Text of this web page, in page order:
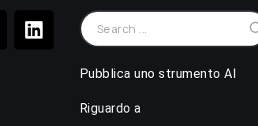
Pubblica uno strumento AI
Riguardo a